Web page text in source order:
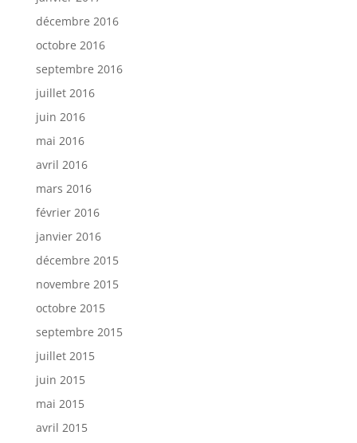
décembre 2016
octobre 2016
septembre 2016
juillet 2016
juin 2016
mai 2016
avril 2016
mars 2016
février 2016
janvier 2016
décembre 2015
novembre 2015
octobre 2015
septembre 2015
juillet 2015
juin 2015
mai 2015
avril 2015